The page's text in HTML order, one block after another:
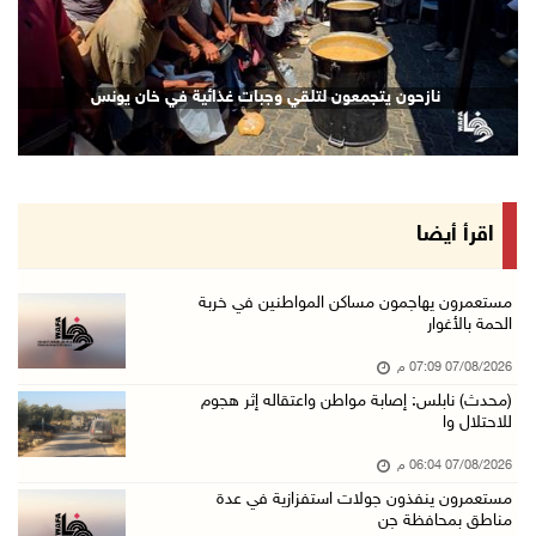
07/آب/2026 02:38 م
07/آب/2026 02:29 م
الرئاسة تدين الهجمات الصاروخية على المملكة ال ...
مستعمرون ينفذون جولات استفزازية في عدة مناطق ...
أمين عام الجامعة العربية يحذر من نهج إسرائيل ...
مستعمرون يهاجمون صهريجا للمياه في خلايل اللوز ...
مستعمرون يهاجمون مجددا تجمع الكعابنة شرق الطي ...
أسعار النفط تواصل الصعود وسط مخاوف بشأن مستقب ...
نازحون يتجمعون لتلقي وجبات غذائية في خان يونس
اقرأ أيضا
مستعمرون يهاجمون مساكن المواطنين في خربة
الحمة بالأغوار
07/08/2026 07:09 م
(محدث) نابلس: إصابة مواطن واعتقاله إثر هجوم
للاحتلال وا
07/08/2026 06:04 م
مستعمرون ينفذون جولات استفزازية في عدة
مناطق بمحافظة جن